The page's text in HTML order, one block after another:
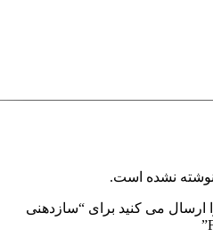
نشده است.
ارسال می کنید برای “سازدهنی